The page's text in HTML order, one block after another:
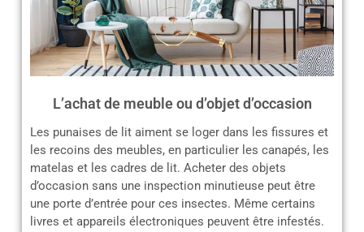
L’achat de meuble ou d’objet d’occasion
Les punaises de lit aiment se loger dans les fissures et
les recoins des meubles, en particulier les canapés, les
matelas et les cadres de lit. Acheter des objets
d’occasion sans une inspection minutieuse peut être
une porte d’entrée pour ces insectes. Même certains
livres et appareils électroniques peuvent être infestés.